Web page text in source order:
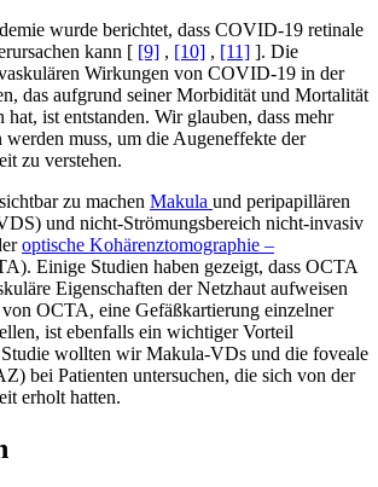
wurde berichtet, dass COVID-19 retinale
kann [ [9] , [10] , [11] ]. Die
Wirkungen von COVID-19 in der
das aufgrund seiner Morbidität und Mortalität
hat, ist entstanden. Wir glauben, dass mehr
werden muss, um die Augeneffekte der
zu verstehen.
zu machen Makula und peripapillären
und nicht-Strömungsbereich nicht-invasiv
optische Kohärenztomographie –
Einige Studien haben gezeigt, dass OCTA
Eigenschaften der Netzhaut aufweisen
OCTA, eine Gefäßkartierung einzelner
ist ebenfalls ein wichtiger Vorteil
wollten wir Makula-VDs und die foveale
bei Patienten untersuchen, die sich von der
erholt hatten.